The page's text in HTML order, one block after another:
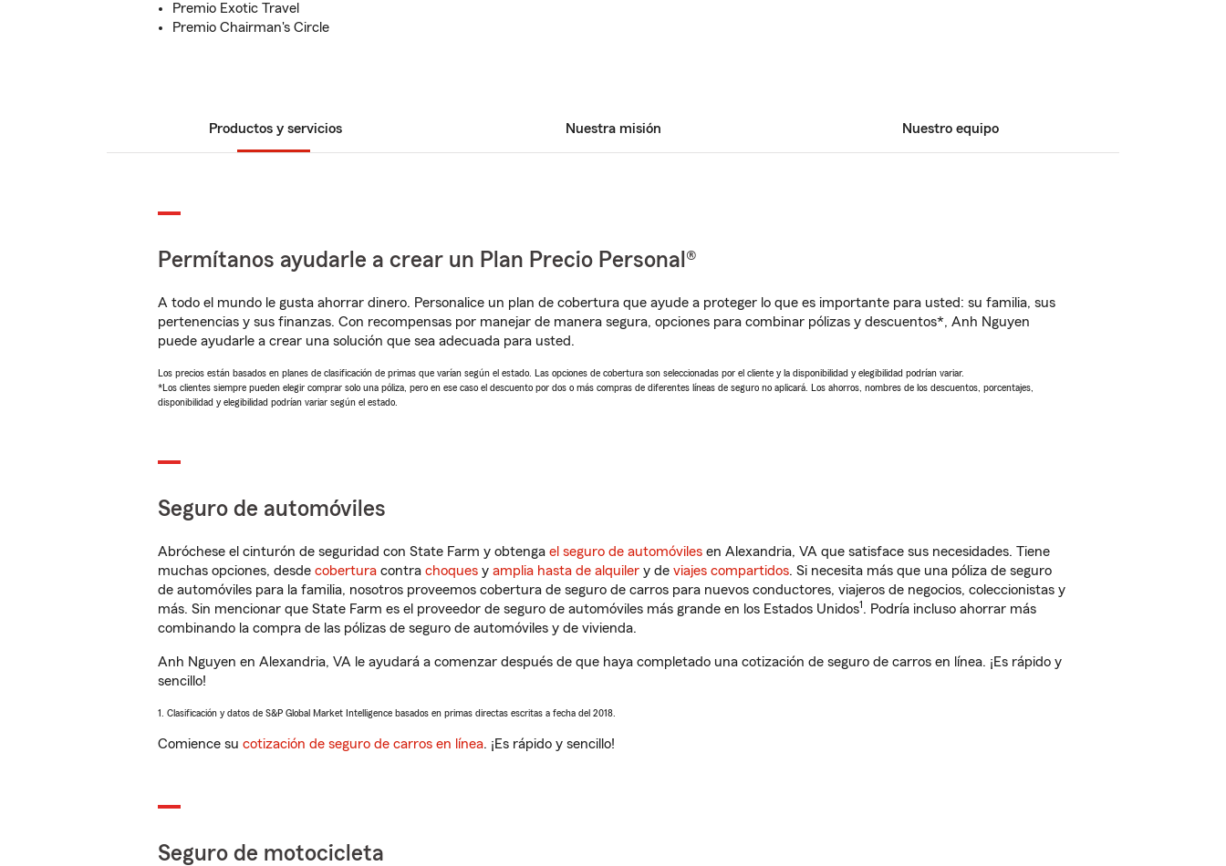
Premio Exotic Travel
Premio Chairman's Circle
Productos y servicios Nuestra misión Nuestro equipo
Permítanos ayudarle a crear un Plan Precio Personal®
A todo el mundo le gusta ahorrar dinero. Personalice un plan de cobertura que ayude a proteger lo que es importante para usted: su familia, sus
pertenencias y sus finanzas. Con recompensas por manejar de manera segura, opciones para combinar pólizas y descuentos*, Anh Nguyen
puede ayudarle a crear una solución que sea adecuada para usted.
Los precios están basados en planes de clasificación de primas que varían según el estado. Las opciones de cobertura son seleccionadas por el cliente y la disponibilidad y elegibilidad podrían variar.
*Los clientes siempre pueden elegir comprar solo una póliza, pero en ese caso el descuento por dos o más compras de diferentes líneas de seguro no aplicará. Los ahorros, nombres de los descuentos, porcentajes,
disponibilidad y elegibilidad podrían variar según el estado.
Seguro de automóviles
Abróchese el cinturón de seguridad con State Farm y obtenga el seguro de automóviles en Alexandria, VA que satisface sus necesidades. Tiene
muchas opciones, desde cobertura contra choques y amplia hasta de alquiler y de viajes compartidos. Si necesita más que una póliza de seguro
de automóviles para la familia, nosotros proveemos cobertura de seguro de carros para nuevos conductores, viajeros de negocios, coleccionistas y
más. Sin mencionar que State Farm es el proveedor de seguro de automóviles más grande en los Estados Unidos1. Podría incluso ahorrar más
combinando la compra de las pólizas de seguro de automóviles y de vivienda.
Anh Nguyen en Alexandria, VA le ayudará a comenzar después de que haya completado una cotización de seguro de carros en línea. ¡Es rápido y
sencillo!
1. Clasificación y datos de S&P Global Market Intelligence basados en primas directas escritas a fecha del 2018.
Comience su cotización de seguro de carros en línea. ¡Es rápido y sencillo!
Seguro de motocicleta